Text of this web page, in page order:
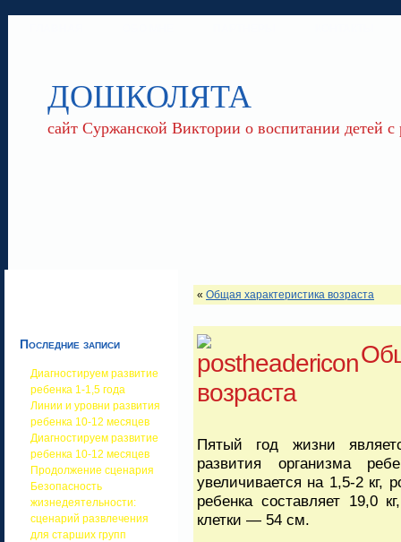
ДОШКОЛЯТА
сайт Суржанской Виктории о воспитании детей
Последние записи
Диагностируем развитие
ребенка 1-1,5 года
Линии и уровни развития
ребенка 10-12 месяцев
Диагностируем развитие
ребенка 10-12 месяцев
Продолжение сценария
Безопасность
жизнедеятельности:
сценарий развлечения
для старших групп
« Общая характеристика возраста
возраста
Пятый год жизни
развития организма
увеличивается на 1,5-2
ребенка составляет 19,0
клетки — 54 см.